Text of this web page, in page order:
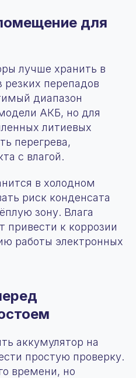
для
лучше хранить в
перепадов
диапазон
АКБ, но для
литиевых
перегрева,
с влагой.
в холодном
риск конденсата
зону. Влага
привести к коррозии
работы электронных
аккумулятор на
простую проверку.
времени, но